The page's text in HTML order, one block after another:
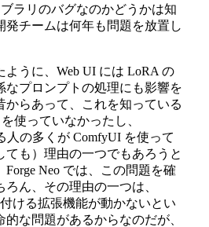
ブラリのバグなのかどうかは知
発チームは何年も問題を放置し
ように、Web UI には LoRA の
なプロンプトの処理にも影響を
からあって、これを知っている
使っていなかったし、
人の多くが ComfyUI を使って
ても）理由の一つでもあろうと
Neo では、この問題を確
ん、その理由の一つは、
ける拡張機能が動かないとい
な問題があるからなのだが、